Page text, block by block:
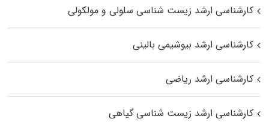
کارشناسی ارشد زیست شناسی سلولی و مولکولی
کارشناسی ارشد بیوشیمی بالینی
کارشناسی ارشد ریاضی
کارشناسی ارشد زیست‌ شناسی گیاهی